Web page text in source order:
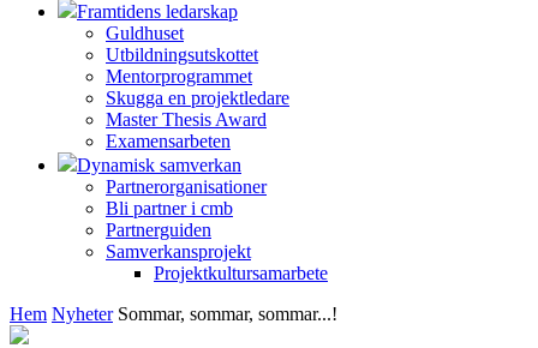
Framtidens ledarskap
Guldhuset
Utbildningsutskottet
Mentorprogrammet
Skugga en projektledare
Master Thesis Award
Examensarbeten
Dynamisk samverkan
Partnerorganisationer
Bli partner i cmb
Partnerguiden
Samverkansprojekt
Projektkultursamarbete
Hem Nyheter Sommar, sommar, sommar...!